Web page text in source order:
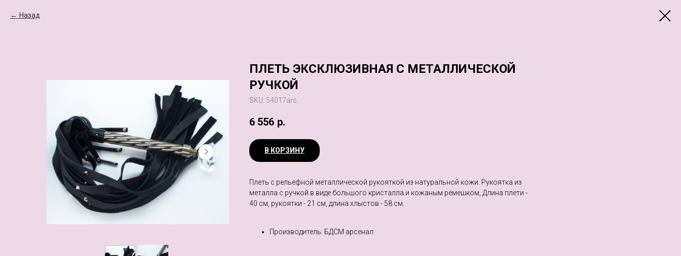
Назад
ПЛЕТЬ ЭКСКЛЮЗИВНАЯ С МЕТАЛЛИЧЕСКОЙ
РУЧКОЙ
SKU: 54017ars
6 556 р.
В КОРЗИНУ
Плеть с рельефной металлической рукояткой из натуральной кожи. Рукоятка из
металла с ручкой в виде большого кристалла и кожаным ремешком, Длина плети -
40 см, рукоятки - 21 см, длина хлыстов - 58 см.
Производитель: БДСМ арсенал